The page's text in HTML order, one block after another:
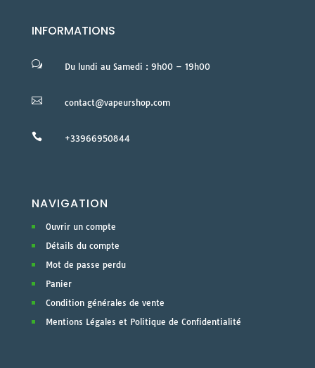
INFORMATIONS
w Du lundi au Samedi : 9h00 – 19h00
 contact@vapeurshop.com
 +33966950844
NAVIGATION
Ouvrir un compte
Détails du compte
Mot de passe perdu
Panier
Condition générales de vente
Mentions Légales et Politique de Confidentialité